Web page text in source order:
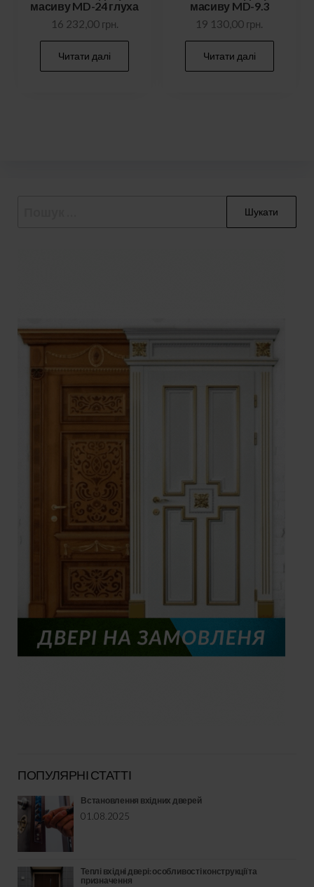
масиву MD-24 глуха
16 232,00 грн.
Читати далі
масиву MD-9.3
19 130,00 грн.
Читати далі
ПОПУЛЯРНІ СТАТТІ
Встановлення вхідних дверей
01.08.2025
Теплі вхідні двері: особливості конструкції та
призначення